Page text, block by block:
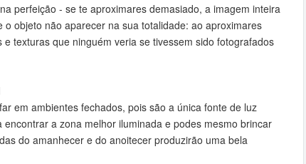
perfeição - se te aproximares demasiado, a imagem inteira
objeto não aparecer na sua totalidade: ao aproximares
texturas que ninguém veria se tivessem sido fotografados
em ambientes fechados, pois são a única fonte de luz
a zona melhor iluminada e podes mesmo brincar
do amanhecer e do anoitecer produzirão uma bela